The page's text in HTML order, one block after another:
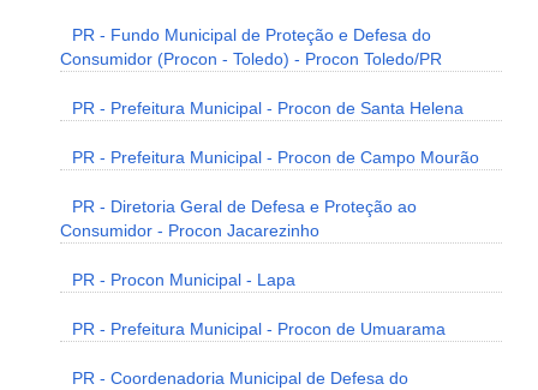
PR - Fundo Municipal de Proteção e Defesa do
Consumidor (Procon - Toledo) - Procon Toledo/PR
PR - Prefeitura Municipal - Procon de Santa Helena
PR - Prefeitura Municipal - Procon de Campo Mourão
PR - Diretoria Geral de Defesa e Proteção ao
Consumidor - Procon Jacarezinho
PR - Procon Municipal - Lapa
PR - Prefeitura Municipal - Procon de Umuarama
PR - Coordenadoria Municipal de Defesa do